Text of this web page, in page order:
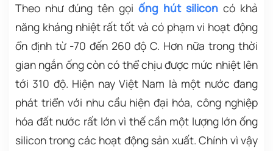
Theo như đúng tên gọi ống hút silicon có khả
năng kháng nhiệt rất tốt và có phạm vi hoạt động
ổn định từ -70 đến 260 độ C. Hơn nữa trong thời
gian ngắn ống còn có thể chịu được mức nhiệt lên
tới 310 độ. Hiện nay Việt Nam là một nước đang
phát triển với nhu cầu hiện đại hóa, công nghiệp
hóa đất nước rất lớn vì thế cần một lượng lớn ống
silicon trong các hoạt động sản xuất. Chính vì vậy